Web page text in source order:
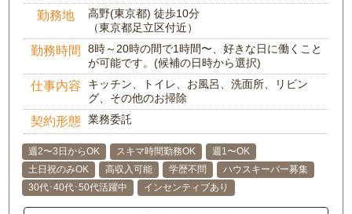
勤務地
高野(東京都) 徒歩10分
（東京都足立区付近）
勤務時間
8時～20時の間で1時間〜、好きな日に働くこと
が可能です。(候補の日時から選択)
仕事内容
キッチン、トイレ、お風呂、洗面所、リビン
グ、その他のお掃除
契約形態 業務委託
週2〜3日からOK スキマ時間勤務OK
週1〜OK
土日祝のみOK
高収入可能 学歴不問
ハウスキーパー募集
30代･40代･50代活躍中
インセンティブあり